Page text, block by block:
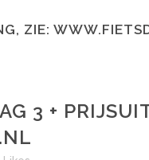
ZIE:
3 +